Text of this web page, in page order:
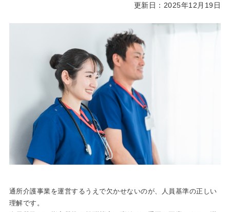
更新日：2025年12月19日
通所介護事業を運営するうえで欠かせないのが、人員基準の正しい
理解です。